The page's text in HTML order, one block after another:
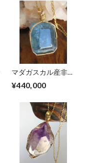
マダガスカル産非加
マリン(26.3ct)女神
¥440,000